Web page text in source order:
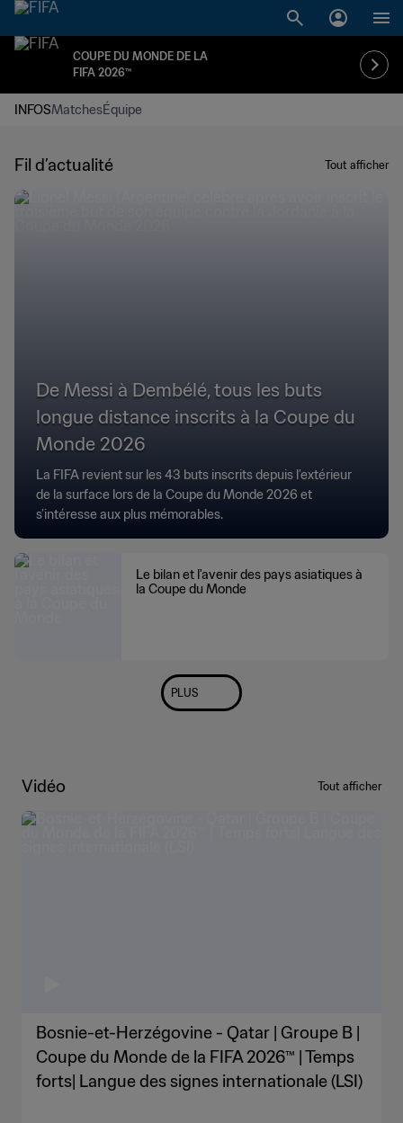
COUPE DU MONDE DE LA
FIFA 2026™
INFOSMatchesÉquipe
Fil d’actualité Tout afficher
De Messi à Dembélé, tous les buts
longue distance inscrits à la Coupe du
Monde 2026
La FIFA revient sur les 43 buts inscrits depuis l’extérieur
de la surface lors de la Coupe du Monde 2026 et
s’intéresse aux plus mémorables.
Le bilan et l'avenir des pays asiatiques à
la Coupe du Monde
PLUS
Vidéo Tout afficher
Bosnie-et-Herzégovine - Qatar | Groupe B |
Coupe du Monde de la FIFA 2026™ | Temps
forts| Langue des signes internationale (LSI)